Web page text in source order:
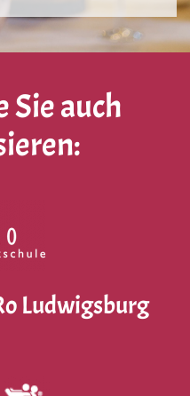
Sie auch
Ludwigsburg